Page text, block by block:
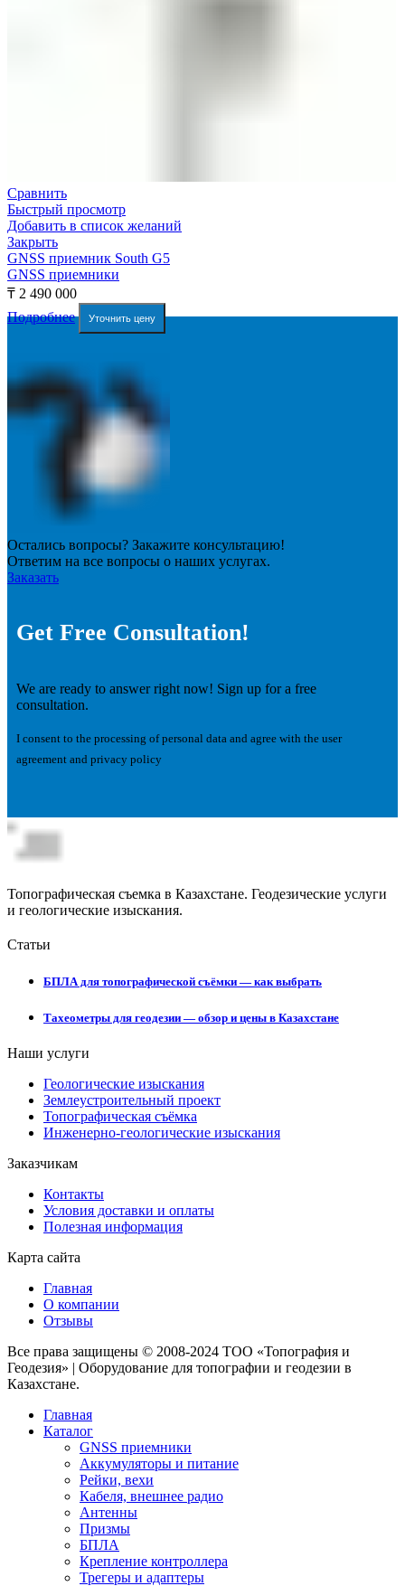
Сравнить
Быстрый просмотр
Добавить в список желаний
Закрыть
GNSS приемник South G5
GNSS приемники
₸ 2 490 000
Подробнее
Уточнить цену
Остались вопросы? Закажите консультацию!
Ответим на все вопросы о наших услугах.
Заказать
Get Free Consultation!
We are ready to answer right now! Sign up for a free
consultation.
I consent to the processing of personal data and agree with the user
agreement and privacy policy
Топографическая съемка в Казахстане. Геодезические услуги
и геологические изыскания.
Статьи
БПЛА для топографической съёмки — как выбрать
Тахеометры для геодезии — обзор и цены в Казахстане
Наши услуги
Геологические изыскания
Землеустроительный проект
Топографическая съёмка
Инженерно-геологические изыскания
Заказчикам
Контакты
Условия доставки и оплаты
Полезная информация
Карта сайта
Главная
О компании
Отзывы
Все права защищены © 2008-2024 ТОО «Топография и
Геодезия» | Оборудование для топографии и геодезии в
Казахстане.
Главная
Каталог
GNSS приемники
Аккумуляторы и питание
Рейки, вехи
Кабеля, внешнее радио
Антенны
Призмы
БПЛА
Крепление контроллера
Трегеры и адаптеры